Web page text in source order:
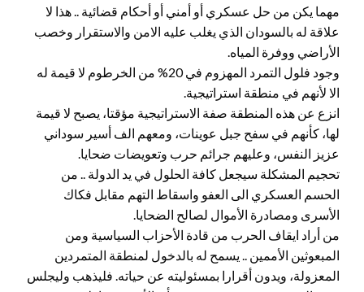
مهما يكن من حل عسكري أو أمني أو أحكام قضائية .. هذا لا
علاقة له بالسودان الذي يغلب عليه الامن والاستقرار وخصب
الأراضي ووفرة المياه.
وجود فلول التمرد المهزوم في 20% من الخرطوم لا قيمة له
الا لأنهم في منطقة استراتيجية.
انزع عن هذه المنطقة صفة الاستراتيجية مؤقتا، يصبح لا قيمة
لها، كأنهم في سفح جبل عوينات، ومعهم الف أسير سوداني
عزيز النفس، وعليهم جرائم حرب وتعويضات ضحايا.
تحجيم المشكلة سيجعل كافة الحلول في يد الدولة .. من
الحسم العسكري الى العفو واسقاط التهم مقابل فكاك
الأسرى ومصادرة الأموال لصالح الضحايا.
من أراد ايقاف الحرب من قادة الأحزاب السياسية ومن
المبعوثين الأممين .. يسمح له بالدخول لمنطقة المتمردين
المعزولة، ويدون أقرارا بمسئوليته عن حياته. فليذهب وليجلس